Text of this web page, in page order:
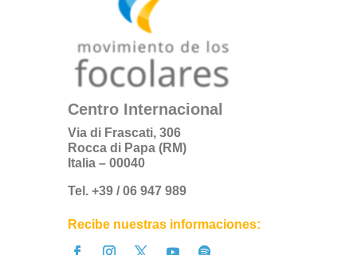
Centro Internacional
Via di Frascati, 306
Rocca di Papa (RM)
Italia – 00040
Tel. +39 / 06 947 989
Recibe nuestras informaciones: